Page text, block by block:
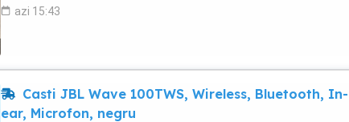
azi 15:43
Casti JBL Wave 100TWS, Wireless, Bluetooth, In-
ear, Microfon, negru